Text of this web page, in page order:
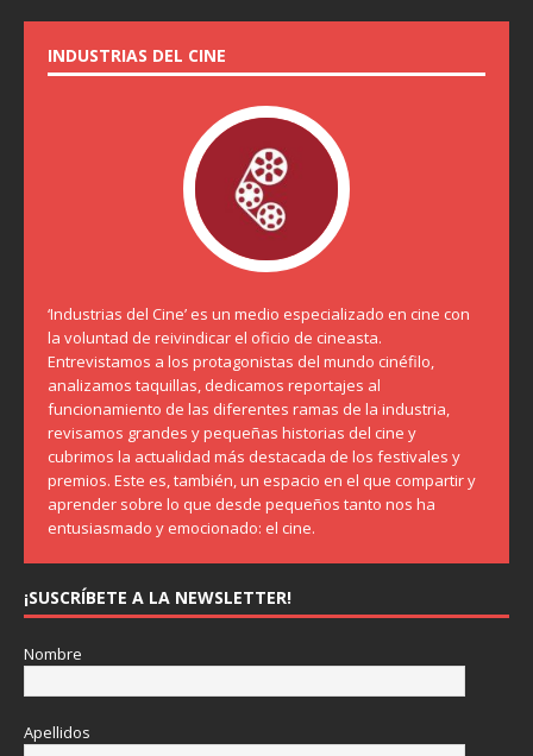
INDUSTRIAS DEL CINE
‘Industrias del Cine’ es un medio especializado en cine con
la voluntad de reivindicar el oficio de cineasta.
Entrevistamos a los protagonistas del mundo cinéfilo,
analizamos taquillas, dedicamos reportajes al
funcionamiento de las diferentes ramas de la industria,
revisamos grandes y pequeñas historias del cine y
cubrimos la actualidad más destacada de los festivales y
premios. Este es, también, un espacio en el que compartir y
aprender sobre lo que desde pequeños tanto nos ha
entusiasmado y emocionado: el cine.
¡SUSCRÍBETE A LA NEWSLETTER!
Nombre
Apellidos